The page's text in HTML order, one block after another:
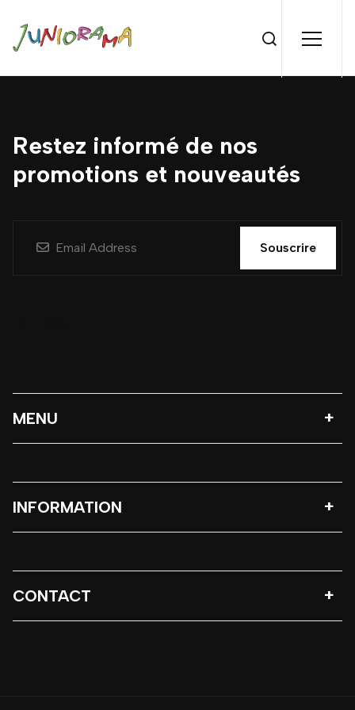
Restez informé de nos
promotions et nouveautés
Souscrire
MENU
INFORMATION
CONTACT